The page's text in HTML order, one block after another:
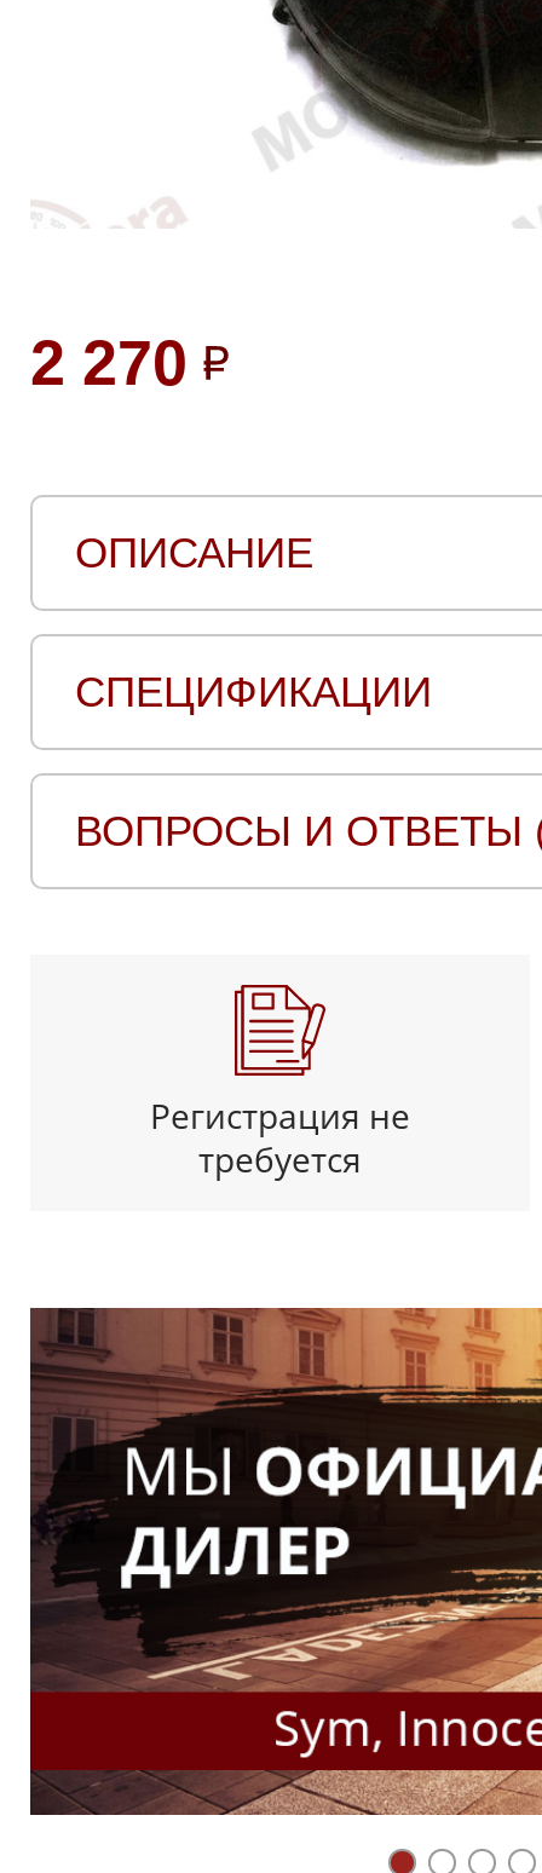
2 270
ОПИСАНИЕ
СПЕЦИФИКАЦИИ
ВОПРОСЫ И ОТВЕТЫ
Регистрация не
требуется